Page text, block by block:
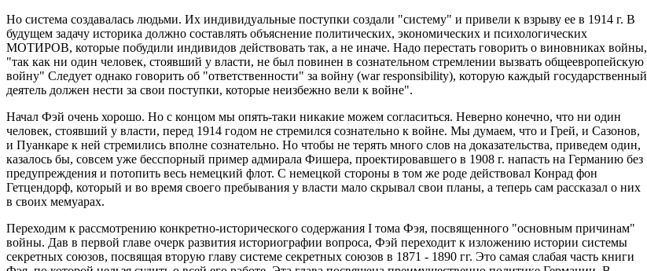
Но система создавалась людьми. Их индивидуальные поступки создали "систему" и привели к взрыву ее в 1914 г. В
будущем задачу историка должно составлять объяснение политических, экономических и психологических
МОТИРОВ, которые побудили индивидов действовать так, а не иначе. Надо перестать говорить о виновниках войны,
"так как ни один человек, стоявший у власти, не был повинен в сознательном стремлении вызвать общеевропейскую
войну" Следует однако говорить об "ответственности" за войну (war responsibility), которую каждый государственный
деятель должен нести за свои поступки, которые неизбежно вели к войне".
Начал Фэй очень хорошо. Но с концом мы опять-таки никакие можем согласиться. Неверно конечно, что ни один
человек, стоявший у власти, перед 1914 годом не стремился сознательно к войне. Мы думаем, что и Грей, и Сазонов,
и Пуанкаре к ней стремились вполне сознательно. Но чтобы не терять много слов на доказательства, приведем один,
казалось бы, совсем уже бесспорный пример адмирала Фишера, проектировавшего в 1908 г. напасть на Германию без
предупреждения и потопить весь немецкий флот. С немецкой стороны в том же роде действовал Конрад фон
Гетцендорф, который и во время своего пребывания у власти мало скрывал свои планы, а теперь сам рассказал о них
в своих мемуарах.
Переходим к рассмотрению конкретно-исторического содержания I тома Фэя, посвященного "основным причинам"
войны. Дав в первой главе очерк развития историографии вопроса, Фэй переходит к изложению истории системы
секретных союзов, посвящая вторую главу системе секретных союзов в 1871 - 1890 гг. Это самая слабая часть книги